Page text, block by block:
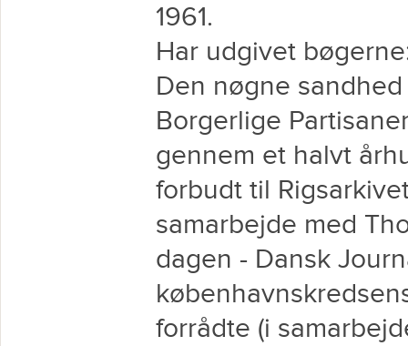
1961.
Har udgivet
Den nøgne
Borgerlige
gennem et halvt
forbudt til
samarbejde med
dagen - Dansk
forrådte (i